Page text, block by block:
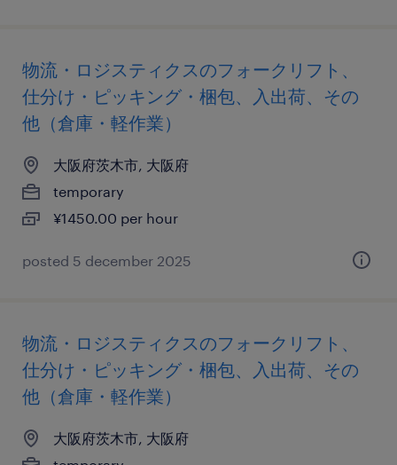
物流・ロジスティクスのフォークリフト、
仕分け・ピッキング・梱包、入出荷、その
他（倉庫・軽作業）
大阪府茨木市, 大阪府
temporary
¥1450.00 per hour
posted 5 december 2025
物流・ロジスティクスのフォークリフト、
仕分け・ピッキング・梱包、入出荷、その
他（倉庫・軽作業）
大阪府茨木市, 大阪府